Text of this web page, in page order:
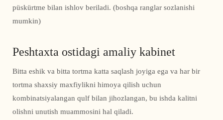
püskürtme bilan ishlov beriladi. (boshqa ranglar sozlanishi
mumkin)
Peshtaxta ostidagi amaliy kabinet
Bitta eshik va bitta tortma katta saqlash joyiga ega va har bir
tortma shaxsiy maxfiylikni himoya qilish uchun
kombinatsiyalangan qulf bilan jihozlangan, bu ishda kalitni
olishni unutish muammosini hal qiladi.